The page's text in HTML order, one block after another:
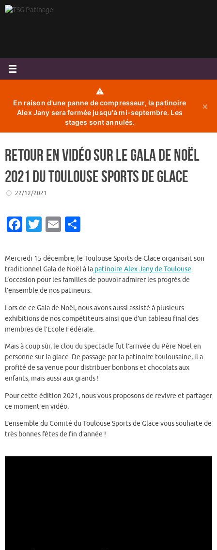
Passer
au
⚠️
En raison d'une panne de compresseur, la patinoire
Alex Jany sera fermée jusqu'à mi-septembre. Les
stages sont annulés.
✕
Retour en vidéo sur le Gala de Noël
2021 du Toulouse Sports de Glace
22/12/2021
Fa
e
b
o
o
k
T
it
te
r
E
ai
l
ta
g
er
Mercredi 15 décembre, le Toulouse Sports de Glace organisait son
traditionnel Gala de Noël à la patinoire Alex Jany de Toulouse.
L’occasion pour les familles de pouvoir admirer les progrès de
l’ensemble de nos patineurs.
Lors de ce Gala de Noël, nous avons aussi assisté à plusieurs
exhibitions de nos compétiteurs ainsi que d’un tableau final des
membres de l’Ecole Fédérale.
Mais à coup sûr, le clou du spectacle fut l’arrivée du Père Noël en
personne sur la glace. De passage par la patinoire toulousaine, il a
profité de sa venue pour distribuer bonbons et chocolats aux
enfants, mais aussi aux grands !
Pour cette édition 2021, nous vous proposons de revivre et partager
ce moment en vidéo.
L’ensemble du Comité du Toulouse Sports de Glace vous souhaite de
très bonnes fêtes de fin d’année !